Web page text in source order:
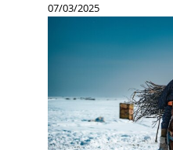
07/03/2025